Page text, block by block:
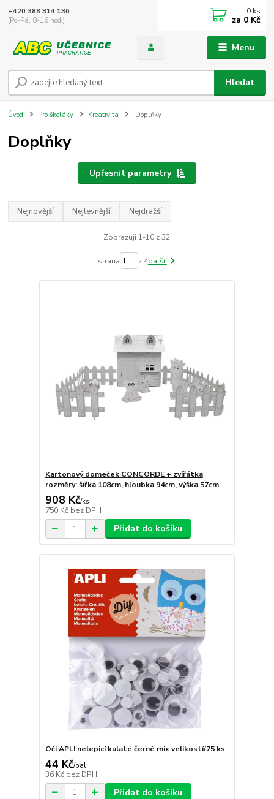
Menu
Hledat
+420 388 314 136
(Po-Pá, 8-16 hod.)
0 ks
za 0 Kč
Úvod Pro školáky Kreativita Doplňky
Doplňky
Upřesnit parametry
Nejnovější Nejlevnější Nejdražší
Zobrazuji 1-10 z 32
strana z 4další
Kartonový domeček CONCORDE + zvířátka
rozměry: šířka 108cm, hloubka 94cm, výška 57cm
908 Kč/ks
750 Kč bez DPH
Přidat do košíku
Oči APLI nelepicí kulaté černé mix velikostí/75 ks
44 Kč/bal.
36 Kč bez DPH
Přidat do košíku